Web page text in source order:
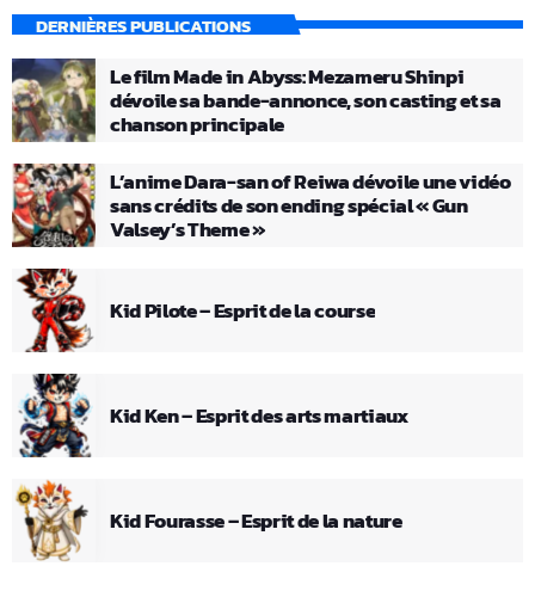
DERNIÈRES PUBLICATIONS
Le film Made in Abyss: Mezameru Shinpi
dévoile sa bande-annonce, son casting et sa
chanson principale
L’anime Dara-san of Reiwa dévoile une vidéo
sans crédits de son ending spécial « Gun
Valsey’s Theme »
Kid Pilote – Esprit de la course
Kid Ken – Esprit des arts martiaux
Kid Fourasse – Esprit de la nature